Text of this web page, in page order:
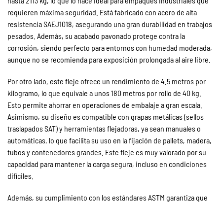
requieren máxima seguridad. Está fabricado con acero de alta
resistencia SAEJ1018, asegurando una gran durabilidad en trabajos
pesados. Además, su acabado pavonado protege contra la
corrosión, siendo perfecto para entornos con humedad moderada,
aunque no se recomienda para exposición prolongada al aire libre.
Por otro lado, este fleje ofrece un rendimiento de 4.5 metros por
kilogramo, lo que equivale a unos 180 metros por rollo de 40 kg.
Esto permite ahorrar en operaciones de embalaje a gran escala.
Asimismo, su diseño es compatible con grapas metálicas (sellos
traslapados SAT) y herramientas flejadoras, ya sean manuales o
automáticas, lo que facilita su uso en la fijación de pallets, madera,
tubos y contenedores grandes. Este fleje es muy valorado por su
capacidad para mantener la carga segura, incluso en condiciones
difíciles.
Además, su cumplimiento con los estándares ASTM garantiza que